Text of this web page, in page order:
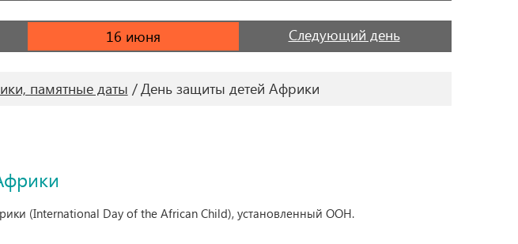
Следующий день
памятные даты День защиты детей Африки
(International Day of the African Child), установленный ООН.